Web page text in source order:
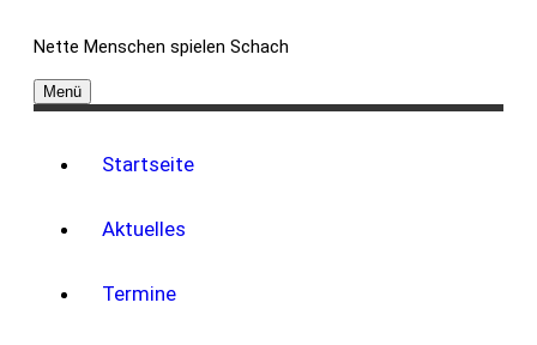
Nette Menschen spielen Schach
Menü
Startseite
Aktuelles
Termine